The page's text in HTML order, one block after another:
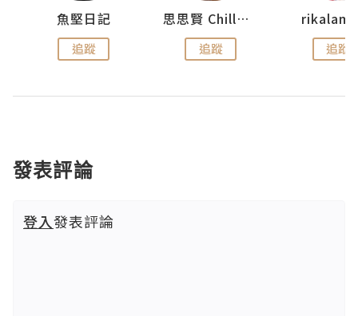
魚堅日記
追蹤
思思賢 ChillMyBabe
追蹤 追蹤
發表評論
登入發表評論